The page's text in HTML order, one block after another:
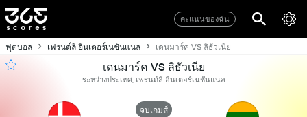
คะแนนของฉัน
ฟุตบอล เฟรนด์ลี อินเตอร์เนชันแนล เดนมาร์ค VS ลิธัวเนีย
เดนมาร์ค VS ลิธัวเนีย
ระหว่างประเทศ, เฟรนด์ลี อินเตอร์เนชันแนล
จบเกมส์